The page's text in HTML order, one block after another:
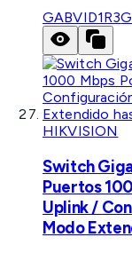
GABVID1R3
HIKVISION
Switch
Puertos
Uplink /
Modo